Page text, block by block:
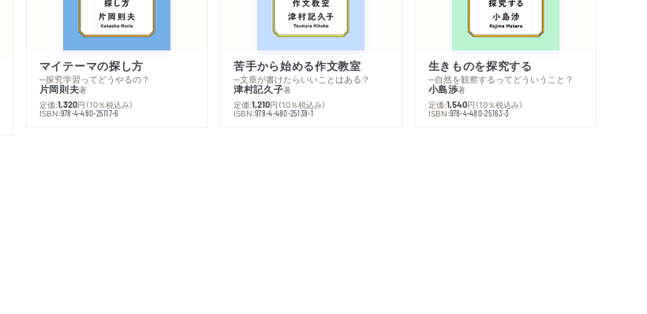
マイテーマの探し方
─探究学習ってどうやるの？
片岡則夫著
定価:1,320円 （10％税込み）
ISBN:978-4-480-25117-6
苦手から始める作文教室
─文章が書けたらいいことはある？
津村記久子著
定価:1,210円 （10％税込み）
ISBN:978-4-480-25138-1
生きものを探究する
─自然を観察するってどういうこと？
小島渉著
定価:1,540円 （10％税込み）
ISBN:978-4-480-25163-3